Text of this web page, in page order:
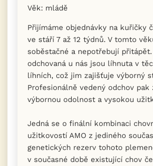
Věk: mládě
Přijímáme objednávky na kuřičky
ve stáří 7 až 12 týdnů. V tomto
soběstačné a nepotřebují
odchovaná u nás jsou líhnuta v
líhních, což jim zajišťuje výborný
Profesionálně vedený odchov
výbornou odolnost a vysokou
Jedná se o finální kombinaci
užitkovostí AMO z jediného
genetických rezerv tohoto
v současné době existující chov